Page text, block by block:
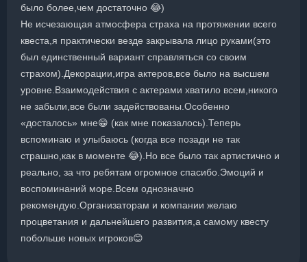
было более,чем достаточно 😂)
Не исчезающая атмосфера страха на протяжении всего
квеста,я практически везде закрывала лицо руками(это
был единственный вариант справляться со своим
страхом).Декорации,игра актеров,все было на высшем
уровне.Взаимодействия с актерами хватило всем,никого
не забыли,все были задействованы.Особенно
«досталось» мне😁 (как мне показалось).Теперь
вспоминаю и улыбаюсь (когда все позади не так
страшно,как в моменте 😂).Но все было так артистично и
реально, за что ребятам огромное спасибо.Эмоций и
воспоминаний море.Всем однозначно
рекомендую.Организаторам и компании желаю
процветания и дальнейшего развития,а самому квесту
побольше новых игроков😊